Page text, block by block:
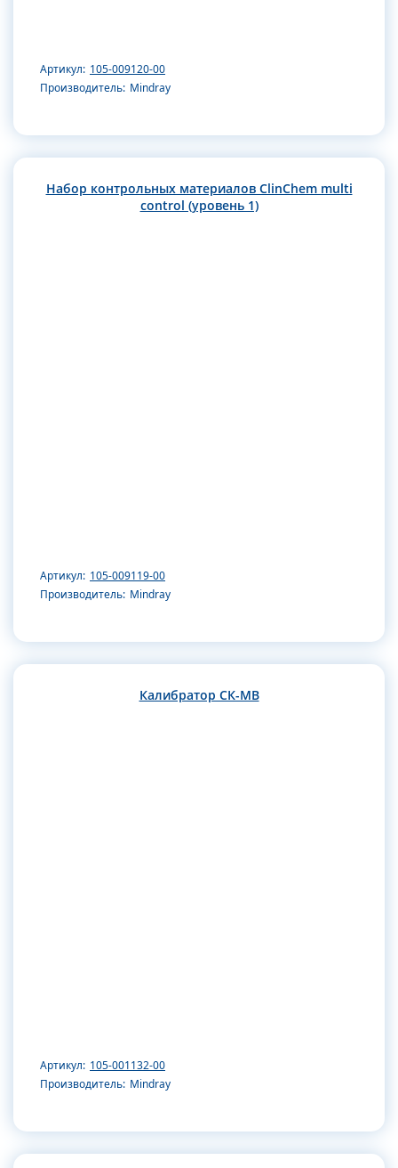
Артикул: 105-009120-00
Производитель: Mindray
Набор контрольных материалов ClinChem multi
control (уровень 1)
Артикул: 105-009119-00
Производитель: Mindray
Калибратор СК-МВ
Артикул: 105-001132-00
Производитель: Mindray